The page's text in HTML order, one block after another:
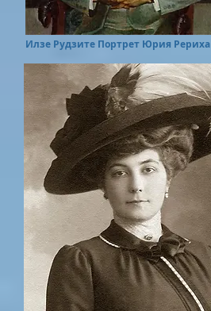
Илзе Рудзите Портрет Юрия Рериха